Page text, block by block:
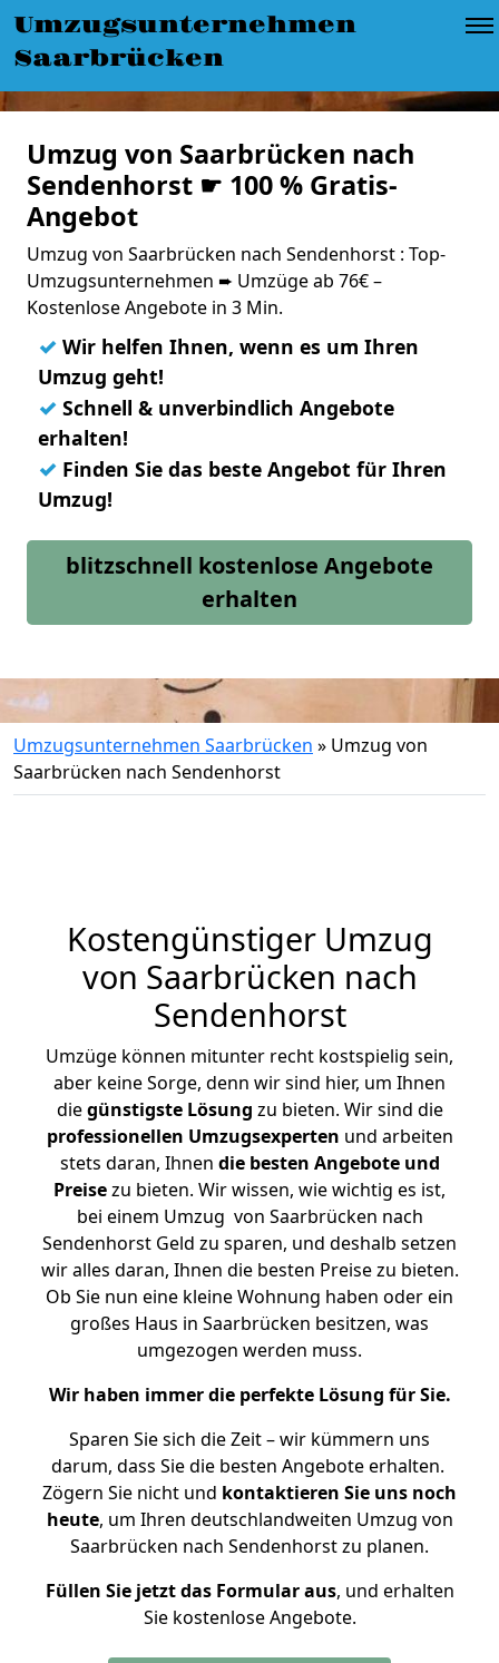
Umzugsunternehmen
Saarbrücken
Umzug von Saarbrücken nach
Sendenhorst ☛ 100 % Gratis-
Angebot
Umzug von Saarbrücken nach Sendenhorst : Top-
Umzugsunternehmen ➨ Umzüge ab 76€ –
Kostenlose Angebote in 3 Min.
✓ Wir helfen Ihnen, wenn es um Ihren
Umzug geht!
✓ Schnell & unverbindlich Angebote
erhalten!
✓ Finden Sie das beste Angebot für Ihren
Umzug!
blitzschnell kostenlose Angebote
erhalten
Umzugsunternehmen Saarbrücken » Umzug von
Saarbrücken nach Sendenhorst
Kostengünstiger Umzug
von Saarbrücken nach
Sendenhorst
Umzüge können mitunter recht kostspielig sein,
aber keine Sorge, denn wir sind hier, um Ihnen
diegünstigste Lösung zu bieten. Wir sind die
professionellen Umzugsexperten und arbeiten
stets daran, Ihnen die besten Angebote und
Preisezu bieten. Wir wissen, wie wichtig es ist,
bei einem Umzug von Saarbrücken nach
Sendenhorst Geld zu sparen, und deshalb setzen
wir alles daran, Ihnen die besten Preise zu bieten.
Ob Sie nun eine kleine Wohnung haben oder ein
großes Haus in Saarbrücken besitzen, was
umgezogen werden muss.
Wir haben immer die perfekte Lösung für Sie.
Sparen Sie sich die Zeit – wir kümmern uns
darum, dass Sie die besten Angebote erhalten.
Zögern Sie nicht und kontaktieren Sie uns noch
heute, um Ihren deutschlandweiten Umzug von
Saarbrücken nach Sendenhorst zu planen.
Füllen Sie jetzt das Formular aus, und erhalten
Sie kostenlose Angebote.